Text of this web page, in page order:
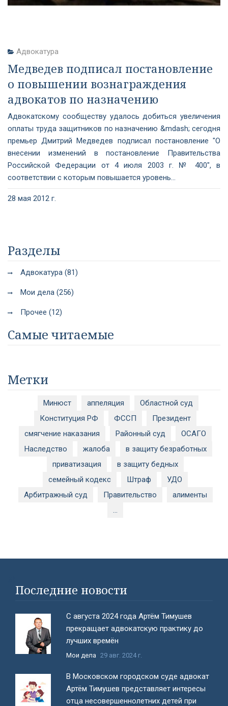
Адвокатура
Медведев подписал постановление
о повышении вознаграждения
адвокатов по назначению
Адвокатскому сообществу удалось добиться увеличения
оплаты труда защитников по назначению &mdash; сегодня
премьер Дмитрий Медведев подписал постановление "О
внесении изменений в постановление Правительства
Российской Федерации от 4 июля 2003 г. № 400", в
соответствии с которым повышается уровень...
28 мая 2012 г.
Разделы
Адвокатура (81)
Мои дела (256)
Прочее (12)
Самые читаемые
Метки
Минюст аппеляция
Областной суд
Конституция РФ
ФССП
Президент
смягчение наказания
Районный суд
ОСАГО
Наследство
жалоба
в защиту безработных
приватизация
в защиту бедных
семейный кодекс
Штраф
УДО
Арбитражный суд
Правительство
алименты
...
Последние новости
С августа 2024 года Артём Тимушев
прекращает адвокатскую практику до
лучших времён
Мои дела 29 авг. 2024 г.
В Московском городском суде адвокат
Артём Тимушев представляет интересы
отца несовершеннолетних детей при